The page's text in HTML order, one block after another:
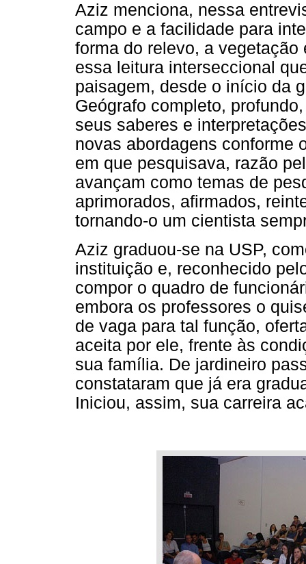
Aziz menciona, nessa
campo e a facilidade para
forma do relevo, a
essa leitura interseccional
paisagem, desde o início da
Geógrafo completo,
seus saberes e
novas abordagens conforme
em que pesquisava, razão
avançam como temas de
aprimorados, afirmados,
tornando-o um cientista
Aziz graduou-se na USP,
instituição e, reconhecido
compor o quadro de
embora os professores o
de vaga para tal função,
aceita por ele, frente às
sua família. De jardineiro
constataram que já era
Iniciou, assim, sua carreira